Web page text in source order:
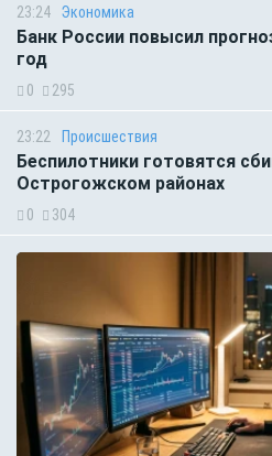
23:24 Экономика
Банк России повысил
год
0 295
23:22 Происшествия
Беспилотники готовятся
Острогожском районах
0 304